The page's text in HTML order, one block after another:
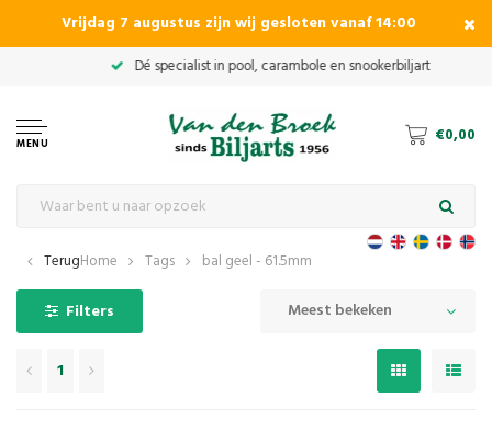
Vrijdag 7 augustus zijn wij gesloten vanaf 14:00
MENU €0,00
TerugHome Tags bal geel - 61.5mm
Filters Meest bekeken
1